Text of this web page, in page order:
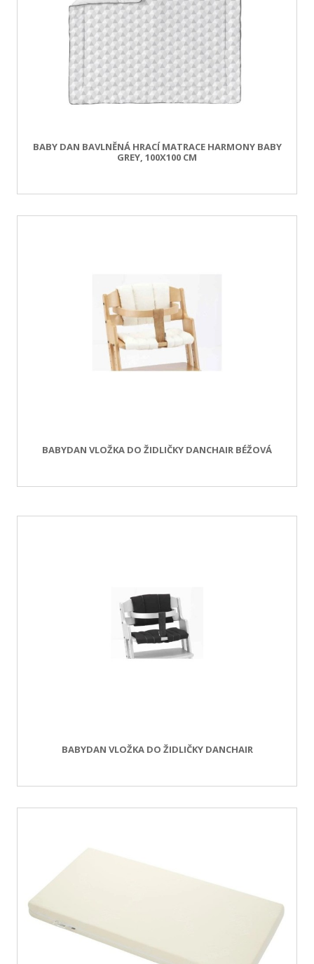
BABY DAN BAVLNĚNÁ HRACÍ MATRACE HARMONY BABY
GREY, 100X100 CM
BABYDAN VLOŽKA DO ŽIDLIČKY DANCHAIR BÉŽOVÁ
BABYDAN VLOŽKA DO ŽIDLIČKY DANCHAIR